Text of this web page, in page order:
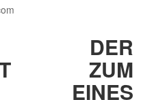
DER
ZUM
EINES